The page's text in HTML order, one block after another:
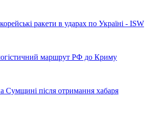
ракети в ударах по Україні - ISW
маршрут РФ до Криму
Сумщині після отримання хабаря